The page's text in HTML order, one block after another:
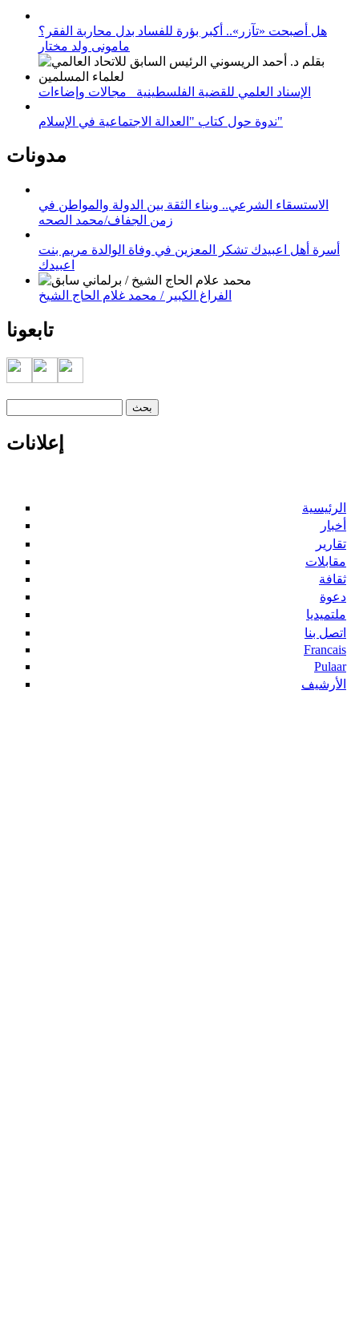
هل أصبحت «تآزر».. أكبر بؤرة للفساد بدل محاربة الفقر؟
مامونى ولد مختار
الإسناد العلمي للقضية الفلسطينية_ مجالات وإضاءات
ندوة حول كتاب "العدالة الاجتماعية في الإسلام"
مدونات
الاستسقاء الشرعي.. وبناء الثقة بين الدولة والمواطن في
زمن الجفاف/محمد الصحه
أسرة أهل اعبيدك تشكر المعزين في وفاة الوالدة مريم بنت
اعبيدك
الفراغ الكبير / محمد غلام الحاج الشيخ
تابعونا
إعلانات
الرئيسية
أخبار
تقارير
مقابلات
ثقافة
دعوة
ملتميديا
اتصل بنا
Francais
Pulaar
الأرشيف